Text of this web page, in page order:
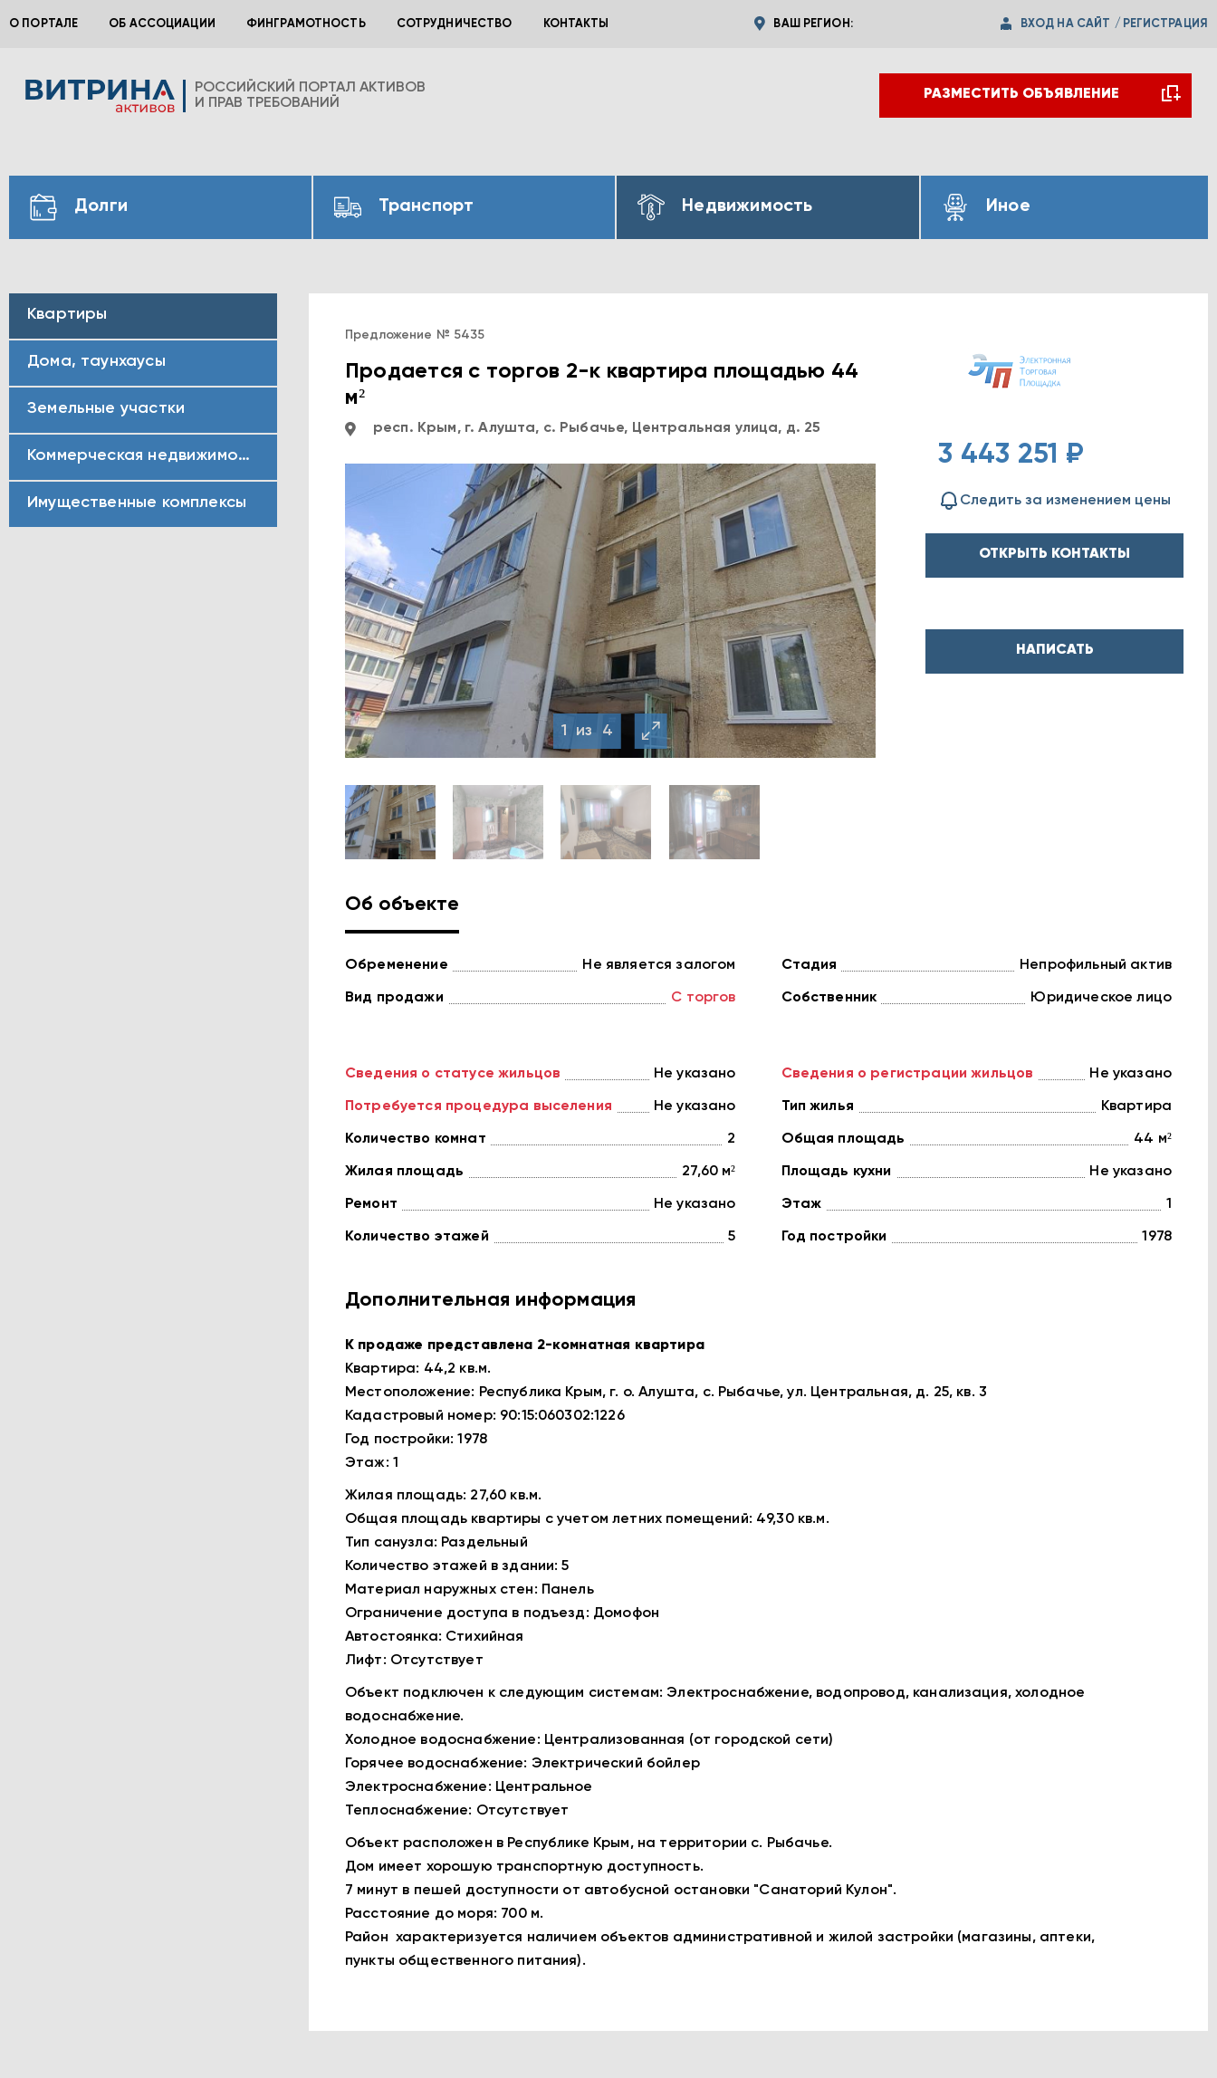
О ПОРТАЛЕ ОБ АССОЦИАЦИИ ФИНГРАМОТНОСТЬ СОТРУДНИЧЕСТВО КОНТАКТЫ ВАШ РЕГИОН: ВХОД НА САЙТ / РЕГИСТРАЦИЯ
РОССИЙСКИЙ ПОРТАЛ АКТИВОВ
И ПРАВ ТРЕБОВАНИЙ
РАЗМЕСТИТЬ ОБЪЯВЛЕНИЕ
Долги Транспорт Недвижимость Иное
Квартиры
Дома, таунхаусы
Земельные участки
Коммерческая недвижимость
Имущественные комплексы
Предложение № 5435
Продается с торгов 2-к квартира площадью 44
м²
респ. Крым, г. Алушта, с. Рыбачье, Центральная улица, д. 25
1 из 4
3 443 251 ₽
Следить за изменением цены
ОТКРЫТЬ КОНТАКТЫ
НАПИСАТЬ
Об объекте
Обременение Не является залогом
Вид продажи С торгов
Стадия Непрофильный актив
Собственник Юридическое лицо
Сведения о статусе жильцов Не указано
Потребуется процедура выселения Не указано
Количество комнат 2
Жилая площадь 27,60 м²
Ремонт Не указано
Количество этажей 5
Сведения о регистрации жильцов Не указано
Тип жилья Квартира
Общая площадь 44 м²
Площадь кухни Не указано
Этаж 1
Год постройки 1978
Дополнительная информация
К продаже представлена 2-комнатная квартира
Квартира: 44,2 кв.м.
Местоположение: Республика Крым, г. о. Алушта, с. Рыбачье, ул. Центральная, д. 25, кв. 3
Кадастровый номер: 90:15:060302:1226
Год постройки: 1978
Этаж: 1
Жилая площадь: 27,60 кв.м.
Общая площадь квартиры с учетом летних помещений: 49,30 кв.м.
Тип санузла: Раздельный
Количество этажей в здании: 5
Материал наружных стен: Панель
Ограничение доступа в подъезд: Домофон
Автостоянка: Стихийная
Лифт: Отсутствует
Объект подключен к следующим системам: Электроснабжение, водопровод, канализация, холодное
водоснабжение.
Холодное водоснабжение: Централизованная (от городской сети)
Горячее водоснабжение: Электрический бойлер
Электроснабжение: Центральное
Теплоснабжение: Отсутствует
Объект расположен в Республике Крым, на территории с. Рыбачье.
Дом имеет хорошую транспортную доступность.
7 минут в пешей доступности от автобусной остановки "Санаторий Кулон".
Расстояние до моря: 700 м.
Район характеризуется наличием объектов административной и жилой застройки (магазины, аптеки,
пункты общественного питания).